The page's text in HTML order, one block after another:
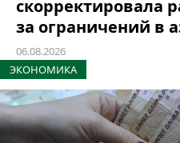
скорректировала
за ограничений в
06.08.2026
ЭКОНОМИКА